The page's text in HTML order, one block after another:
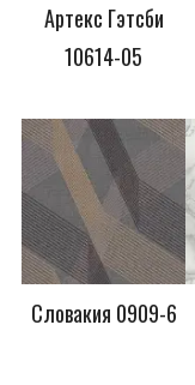
Артекс Гэтсби
10614-05
Словакия 0909-6